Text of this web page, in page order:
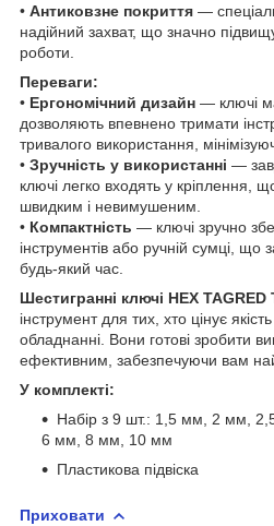
• Антиковзне покриття —
надійний захват, що значно
роботи.
Переваги:
• Ергономічний дизайн — ключі
дозволяють впевнено тримати
тривалого використання,
• Зручність у використанні —
ключі легко входять у кріплення,
швидким і невимушеним.
• Компактність — ключі зручно
інструментів або ручній сумці, що
будь-який час.
Шестигранні ключі HEX TAGRED
інструмент для тих, хто цінує
обладнанні. Вони готові зробити
ефективним, забезпечуючи вам
У комплекті:
Набір з 9 шт.: 1,5 мм, 2 мм,
6 мм, 8 мм, 10 мм
Пластикова підвіска
Приховати